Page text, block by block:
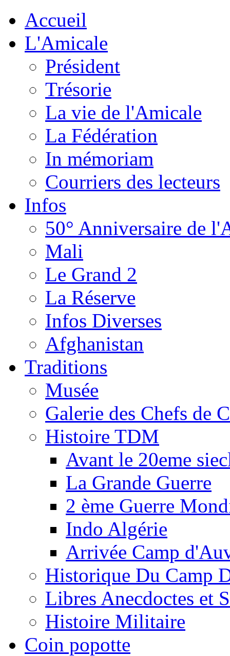
Accueil
L'Amicale
Président
Trésorie
La vie de l'Amicale
La Fédération
In mémoriam
Courriers des lecteurs
Infos
50° Anniversaire de
Mali
Le Grand 2
La Réserve
Infos Diverses
Afghanistan
Traditions
Musée
Galerie des Chefs de
Histoire TDM
Avant le 20eme
La Grande Guerre
2 ème Guerre
Indo Algérie
Arrivée Camp
Historique Du Camp
Libres Anecdoctes et
Histoire Militaire
Coin popotte